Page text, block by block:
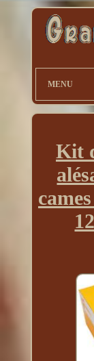
MENU
Kit